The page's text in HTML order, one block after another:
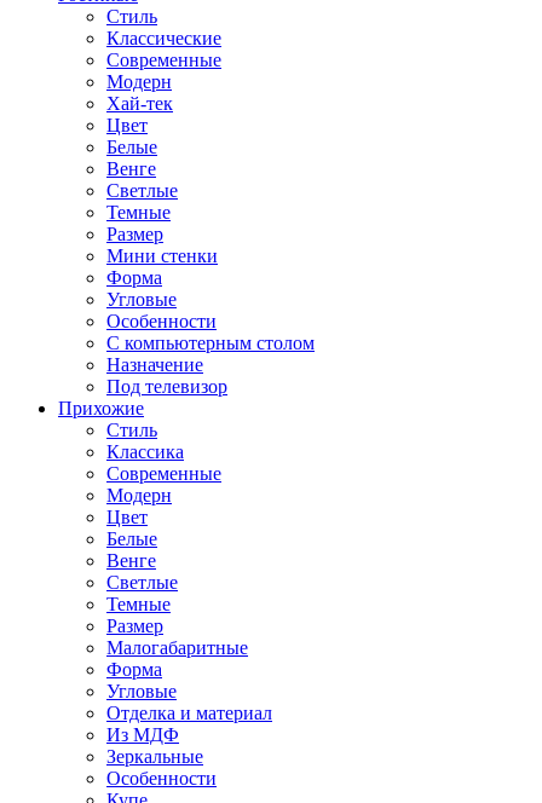
Стиль
Классические
Современные
Модерн
Хай-тек
Цвет
Белые
Венге
Светлые
Темные
Размер
Мини стенки
Форма
Угловые
Особенности
С компьютерным столом
Назначение
Под телевизор
Прихожие
Стиль
Классика
Современные
Модерн
Цвет
Белые
Венге
Светлые
Темные
Размер
Малогабаритные
Форма
Угловые
Отделка и материал
Из МДФ
Зеркальные
Особенности